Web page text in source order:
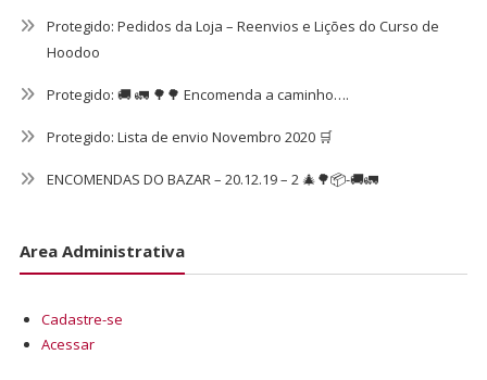
Protegido: Pedidos da Loja – Reenvios e Lições do Curso de
Hoodoo
Protegido: 🚚 🚛 🌳🌳 Encomenda a caminho….
Protegido: Lista de envio Novembro 2020 🛒
ENCOMENDAS DO BAZAR – 20.12.19 – 2 🎄🌳📦-🚚🚛
Area Administrativa
Cadastre-se
Acessar